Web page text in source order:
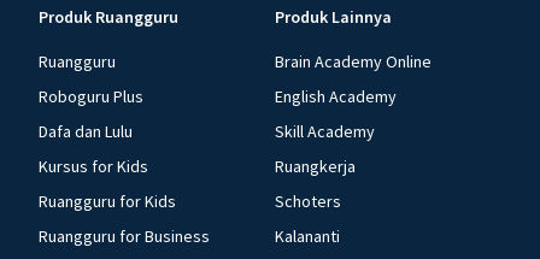
Produk Ruangguru
Ruangguru
Roboguru Plus
Dafa dan Lulu
Kursus for Kids
Ruangguru for Kids
Ruangguru for Business
Produk Lainnya
Brain Academy Online
English Academy
Skill Academy
Ruangkerja
Schoters
Kalananti